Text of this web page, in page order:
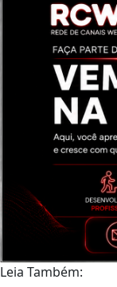
Leia Também: